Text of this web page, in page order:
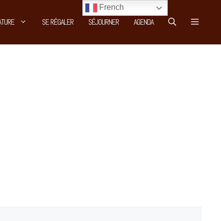
SE RÉGALER SÉJOURNER AGENDA
French